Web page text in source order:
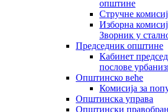
општине
Стручне
Изборна
Зворник у
Председник општине
Кабинет
послове
Општинско веће
Комисија за
Општинска управа
Општински